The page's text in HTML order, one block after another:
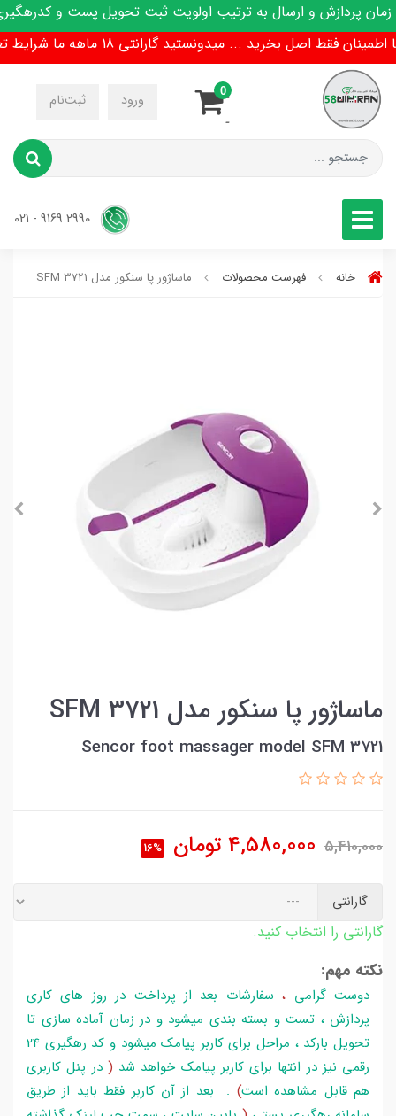
پردازش و ارسال به ترتیب اولویت ثبت تحویل پست و کدرهگیری
فقط اصل بخرید ... میدونستید گارانتی 18 ماهه ما شرایط تعویض هم داره !
ورود ثبت‌نام
-
-
0
خانه فهرست محصولات ماساژور پا سنکور مدل SFM 3721
ماساژور پا سنکور مدل SFM 3721
Sencor foot massager model SFM 3721
5,410,000
4,580,000 تومان 16%
گارانتی
گارانتی را انتخاب کنید.
نکته مهم:
دوست گرامی ،سفارشات بعد از پرداخت در روز های کاری
پردازش ، تست و بسته بندی میشود و در زمان آماده سازی تا
تحویل بارکد ، مراحل برای کاربر پیامک میشود و کد رهگیری 24
رقمی نیز در انتها برای کاربر پیامک خواهد شد ( در پنل کاربری
هم قابل مشاهده است) . بعد از آن کاربر فقط باید از طریق